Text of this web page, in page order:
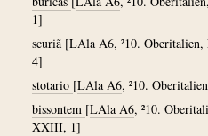
1]
scuriã [LAla A6, ²10.
4]
stotario [LAla A6, ²10.
bissontem [LAla A6, ²10.
XXIII, 1]